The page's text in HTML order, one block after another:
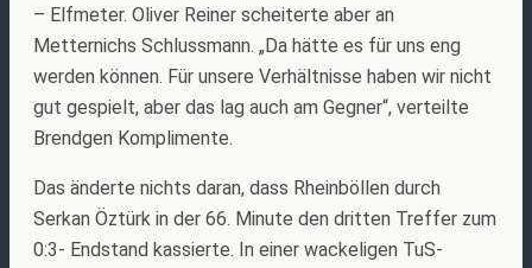
– Elfmeter. Oliver Reiner scheiterte aber an
Metternichs Schlussmann. „Da hätte es für uns eng
werden können. Für unsere Verhältnisse haben wir nicht
gut gespielt, aber das lag auch am Gegner“, verteilte
Brendgen Komplimente.
Das änderte nichts daran, dass Rheinböllen durch
Serkan Öztürk in der 66. Minute den dritten Treffer zum
0:3- Endstand kassierte. In einer wackeligen TuS-